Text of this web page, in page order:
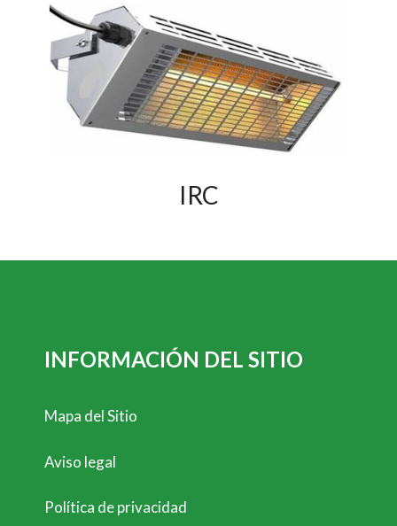
IRC
INFORMACIÓN DEL SITIO
Mapa del Sitio
Aviso legal
Política de privacidad